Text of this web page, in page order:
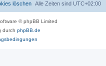
Alle Zeiten sind UTC+02:00
löschen
© phpBB Limited
durch phpBB.de